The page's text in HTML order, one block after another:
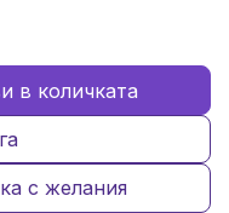
в количката
с желания